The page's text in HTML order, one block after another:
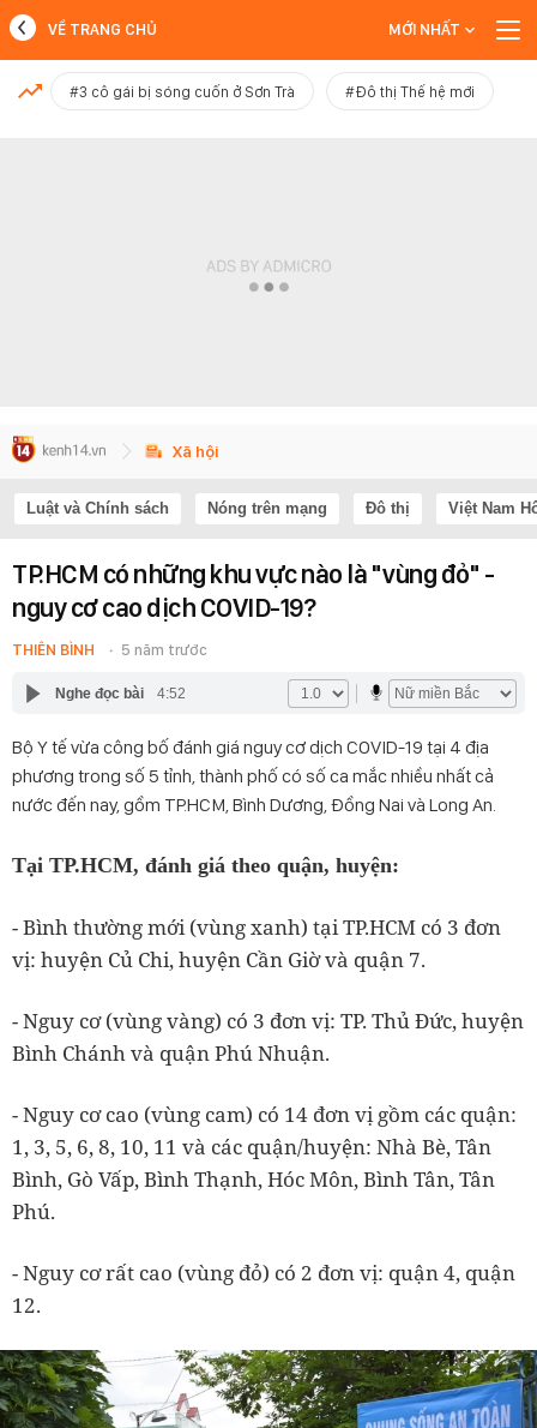
MỚI NHẤT
VỀ TRANG CHỦ MỚI NHẤT
#3 cô gái bị sóng cuốn ở Sơn Trà #Đô thị Thế hệ mới
Xã hội
Luật và Chính sách Nóng trên mạng Đô thị Việt Nam
TP.HCM có những khu vực nào là "vùng đỏ" -
nguy cơ cao dịch COVID-19?
THIÊN BÌNH 5 năm trước
Nghe đọc bài 4:52
Bộ Y tế vừa công bố đánh giá nguy cơ dịch COVID-19 tại 4 địa
phương trong số 5 tỉnh, thành phố có số ca mắc nhiều nhất cả
nước đến nay, gồm TP.HCM, Bình Dương, Đồng Nai và Long An.
Tại TP.HCM, đánh giá theo quận, huyện:
- Bình thường mới (vùng xanh) tại TP.HCM có 3 đơn
vị: huyện Củ Chi, huyện Cần Giờ và quận 7.
- Nguy cơ (vùng vàng) có 3 đơn vị: TP. Thủ Đức, huyện
Bình Chánh và quận Phú Nhuận.
- Nguy cơ cao (vùng cam) có 14 đơn vị gồm các quận:
1, 3, 5, 6, 8, 10, 11 và các quận/huyện: Nhà Bè, Tân
Bình, Gò Vấp, Bình Thạnh, Hóc Môn, Bình Tân, Tân
Phú.
- Nguy cơ rất cao (vùng đỏ) có 2 đơn vị: quận 4, quận
12.